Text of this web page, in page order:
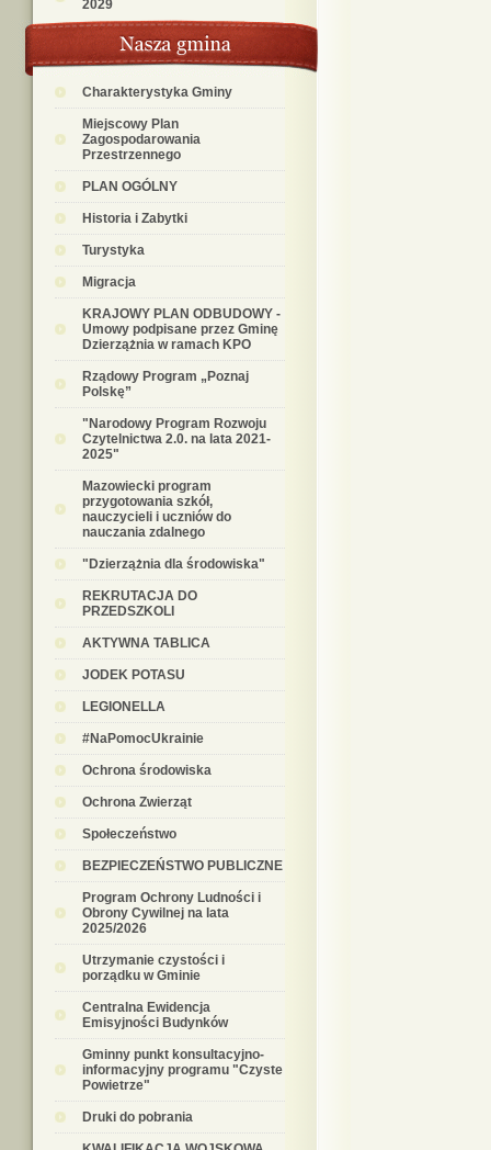
2029
Charakterystyka Gminy
Miejscowy Plan
Zagospodarowania
Przestrzennego
PLAN OGÓLNY
Historia i Zabytki
Turystyka
Migracja
KRAJOWY PLAN ODBUDOWY -
Umowy podpisane przez Gminę
Dzierzążnia w ramach KPO
Rządowy Program „Poznaj
Polskę”
"Narodowy Program Rozwoju
Czytelnictwa 2.0. na lata 2021-
2025"
Mazowiecki program
przygotowania szkół,
nauczycieli i uczniów do
nauczania zdalnego
"Dzierzążnia dla środowiska"
REKRUTACJA DO
PRZEDSZKOLI
AKTYWNA TABLICA
JODEK POTASU
LEGIONELLA
#NaPomocUkrainie
Ochrona środowiska
Ochrona Zwierząt
Społeczeństwo
BEZPIECZEŃSTWO PUBLICZNE
Program Ochrony Ludności i
Obrony Cywilnej na lata
2025/2026
Utrzymanie czystości i
porządku w Gminie
Centralna Ewidencja
Emisyjności Budynków
Gminny punkt konsultacyjno-
informacyjny programu "Czyste
Powietrze"
Druki do pobrania